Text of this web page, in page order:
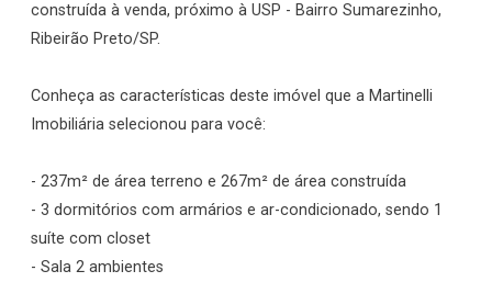
construída à venda, próximo à USP - Bairro Sumarezinho,
Ribeirão Preto/SP.
Conheça as características deste imóvel que a Martinelli
Imobiliária selecionou para você:
- 237m² de área terreno e 267m² de área construída
- 3 dormitórios com armários e ar-condicionado, sendo 1
suíte com closet
- Sala 2 ambientes